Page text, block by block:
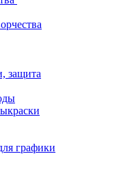
защита
графики